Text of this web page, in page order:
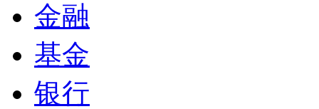
金融
基金
银行